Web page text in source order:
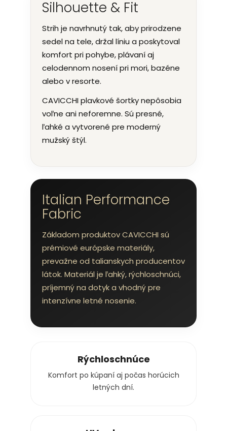
Silhouette & Fit
Strih je navrhnutý tak, aby prirodzene
sedel na tele, držal líniu a poskytoval
komfort pri pohybe, plávaní aj
celodennom nosení pri mori, bazéne
alebo v resorte.
CAVICCHI plavkové šortky nepôsobia
voľne ani neforemne. Sú presné,
ľahké a vytvorené pre moderný
mužský štýl.
Italian Performance
Fabric
Základom produktov CAVICCHI sú
prémiové európske materiály,
prevažne od talianskych producentov
látok. Materiál je ľahký, rýchloschnúci,
príjemný na dotyk a vhodný pre
intenzívne letné nosenie.
Rýchloschnúce
Komfort po kúpaní aj počas horúcich
letných dní.